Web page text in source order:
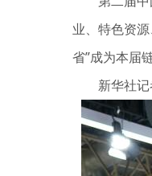
业、特色资
省”成为本届
新华社记